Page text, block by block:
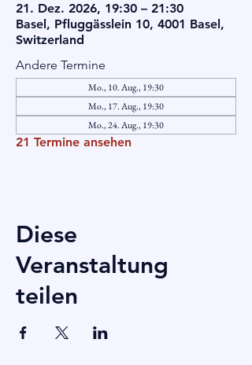
21. Dez. 2026, 19:30 – 21:30
Basel, Pfluggässlein 10, 4001 Basel,
Switzerland
Andere Termine
Mo., 10. Aug., 19:30
Mo., 17. Aug., 19:30
Mo., 24. Aug., 19:30
21 Termine ansehen
Diese
Veranstaltung
teilen